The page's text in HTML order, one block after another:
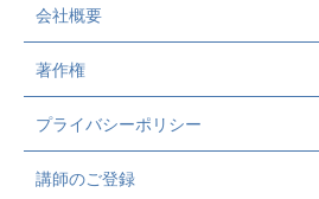
会社概要
著作権
プライバシーポリシー
講師のご登録